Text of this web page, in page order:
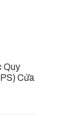
Quy
Cửa